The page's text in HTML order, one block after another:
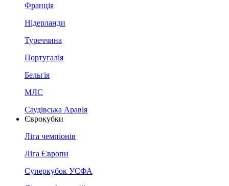
Франція
Нідерланди
Туреччина
Португалія
Бельгія
МЛС
Саудівська Аравія
Єврокубки
Ліга чемпіонів
Ліга Європи
Суперкубок УЄФА